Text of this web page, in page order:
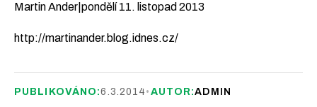
Martin Ander|pondělí 11. listopad 2013
http://martinander.blog.idnes.cz/
PUBLIKOVÁNO:6.3.2014 • AUTOR:ADMIN